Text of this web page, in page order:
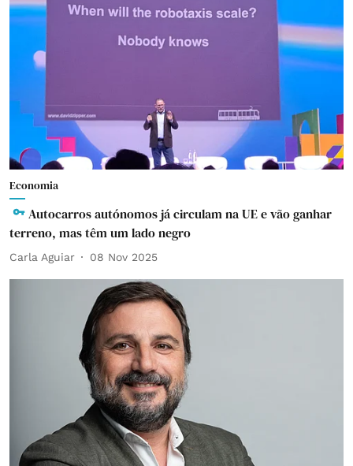
Economia
Autocarros autónomos já circulam na UE e vão ganhar
terreno, mas têm um lado negro
Carla Aguiar 08 Nov 2025